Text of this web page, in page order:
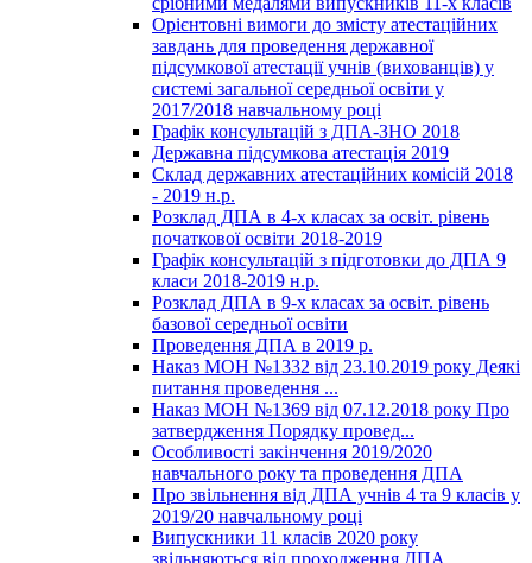
Орієнтовні вимоги до змісту атестаційних
завдань для проведення державної
підсумкової атестації учнів (вихованців) у
системі загальної середньої освіти у
2017/2018 навчальному році
Графік консультацій з ДПА-ЗНО 2018
Державна підсумкова атестація 2019
Склад державних атестаційних комісій 2018
- 2019 н.р.
Розклад ДПА в 4-х класах за освіт. рівень
початкової освіти 2018-2019
Графік консультацій з підготовки до ДПА 9
класи 2018-2019 н.р.
Розклад ДПА в 9-х класах за освіт. рівень
базової середньої освіти
Проведення ДПА в 2019 р.
Наказ МОН №1332 від 23.10.2019 року Деякі
питання проведення ...
Наказ МОН №1369 від 07.12.2018 року Про
затвердження Порядку провед...
Особливості закінчення 2019/2020
навчального року та проведення ДПА
Про звільнення від ДПА учнів 4 та 9 класів у
2019/20 навчальному році
Випускники 11 класів 2020 року
звільняються від проходження ДПА